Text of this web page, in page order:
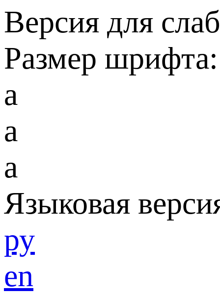
Версия для
Размер шрифта:
a
a
a
Языковая
ру
en